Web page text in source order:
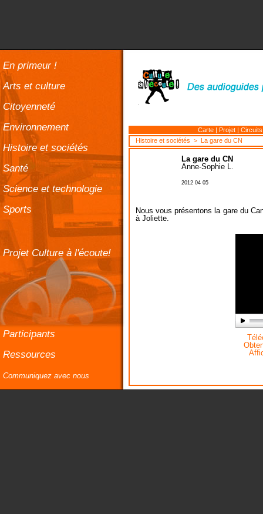
En primeur !
Arts et culture
Citoyenneté
Environnement
Histoire et sociétés
Santé
Science et technologie
Sports
Projet Culture à l'écoute!
Participants
Ressources
Communiquez avec nous
Carte | Projet |
Histoire et sociétés > La gare du CN
La gare du CN
Anne-Sophie L.
2012 04 05
Nous vous présentons la gare du
à Joliette.